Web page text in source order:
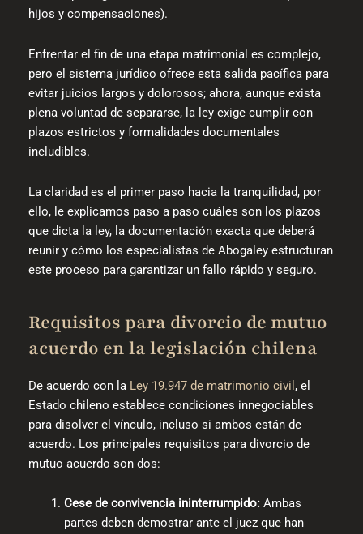
hijos y compensaciones).
Enfrentar el fin de una etapa matrimonial es complejo,
pero el sistema jurídico ofrece esta salida pacífica para
evitar juicios largos y dolorosos; ahora, aunque exista
plena voluntad de separarse, la ley exige cumplir con
plazos estrictos y formalidades documentales
ineludibles.
La claridad es el primer paso hacia la tranquilidad, por
ello, le explicamos paso a paso cuáles son los plazos
que dicta la ley, la documentación exacta que deberá
reunir y cómo los especialistas de Abogaley estructuran
este proceso para garantizar un fallo rápido y seguro.
Requisitos para divorcio de mutuo
acuerdo en la legislación chilena
De acuerdo con la Ley 19.947 de matrimonio civil , el
Estado chileno establece condiciones innegociables
para disolver el vínculo, incluso si ambos están de
acuerdo. Los principales requisitos para divorcio de
mutuo acuerdo son dos:
Cese de convivencia ininterrumpido:Ambas
partes deben demostrar ante el juez que han